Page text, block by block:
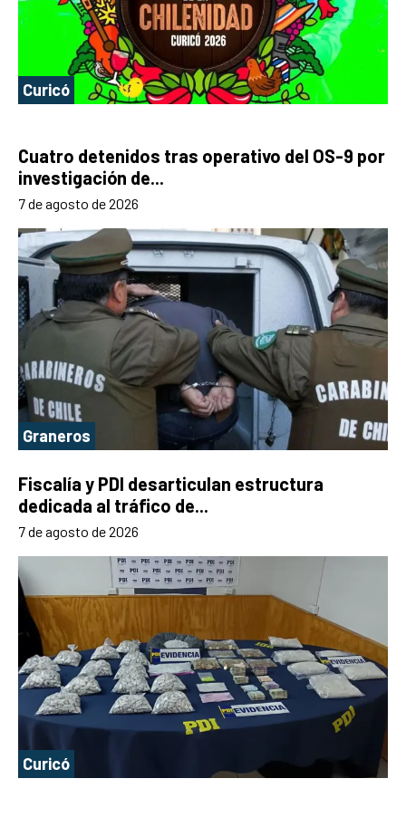
Curicó
Cuatro detenidos tras operativo del OS-9 por
investigación de...
7 de agosto de 2026
Graneros
Fiscalía y PDI desarticulan estructura
dedicada al tráfico de...
7 de agosto de 2026
Curicó